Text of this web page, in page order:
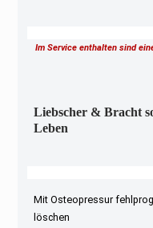
Im Service enthalten sind
Liebscher & Bracht
Leben
Mit Osteopressur
löschen